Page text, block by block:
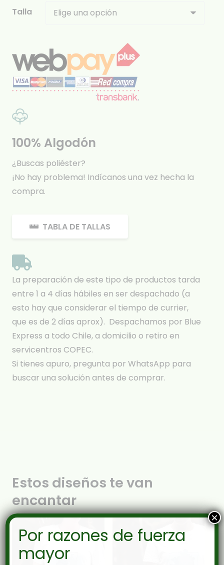
Talla
100% Algodón
¿Buscas poliéster?
¡No hay problema! Indícanos una vez hecha la
compra.
TABLA DE TALLAS
La preparación de este tipo de productos tarda
entre 1 a 4 días hábiles en ser despachado (a
esto hay que considerar el tiempo de currier,
que es de 2 días aprox). Despachamos por Blue
Express a todo Chile, a domicilio o retiro en
servicentros COPEC.
Si tienes apuro, pregunta por WhatsApp para
buscar una solución antes de comprar.
Estos diseños te van
encantar
Por razones de fuerza
mayor
×